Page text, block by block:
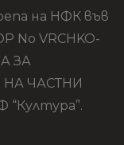
на НФК във
No VRCHKO-
ЗА
ЧАСТНИ